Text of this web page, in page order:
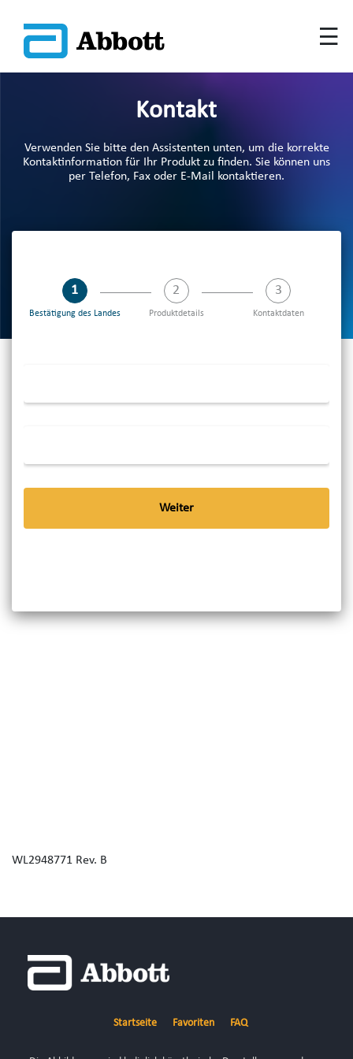
Kontakt
Verwenden Sie bitte den Assistenten unten, um die korrekte
Kontaktinformation für Ihr Produkt zu finden. Sie können uns
per Telefon, Fax oder E-Mail kontaktieren.
Schritt 1 von 3:Bestätigung des Landes,aktuell
Bestätigung des Landes
Schritt 2 von
Produktdetails
Schritt 3 von
Kontaktdaten
Weiter
WL2948771 Rev. B
Startseite Favoriten FAQ